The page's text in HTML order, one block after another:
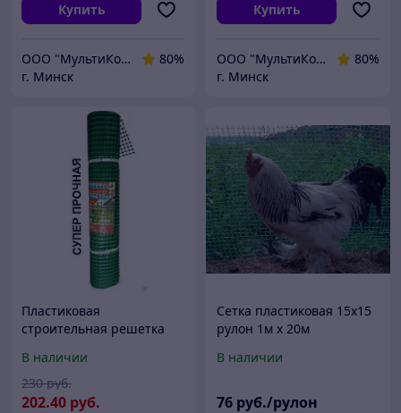
Купить
ООО "МультиКомплект"
80%
г. Минск
Купить
ООО "МультиКомплект"
80%
г. Минск
Пластиковая
строительная решетка
сетка 2х20м
В наличии
202.40 руб.
230 руб.
Сетка пластиковая 15х15
рулон 1м х 20м
В наличии
76 руб./рулон